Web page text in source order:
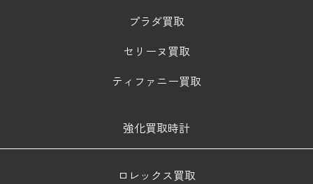
プラダ買取
セリーヌ買取
ティファニー買取
強化買取時計
ロレックス買取